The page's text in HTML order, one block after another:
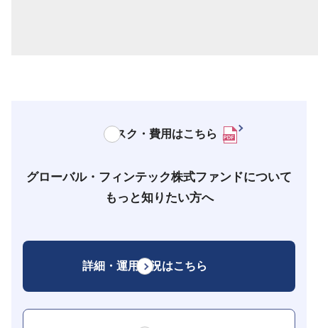
リスク・費用はこちら
グローバル・フィンテック株式ファンドについて
もっと知りたい方へ
詳細・運用状況はこちら